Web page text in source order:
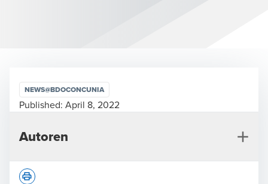
NEWS@BDOCONCUNIA
Published: April 8, 2022
Autoren